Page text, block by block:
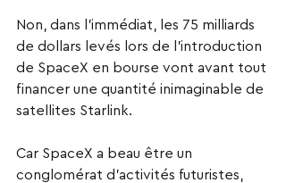
Non, dans l’immédiat, les 75 milliards
de dollars levés lors de l’introduction
de SpaceX en bourse vont avant tout
financer une quantité inimaginable de
satellites Starlink.
Car SpaceX a beau être un
conglomérat d’activités futuristes,